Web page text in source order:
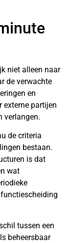
niet alleen naar
de verwachte
en
externe partijen
verlangen.
de criteria
bestaan.
is dat
wat
tussen een
beheersbaar